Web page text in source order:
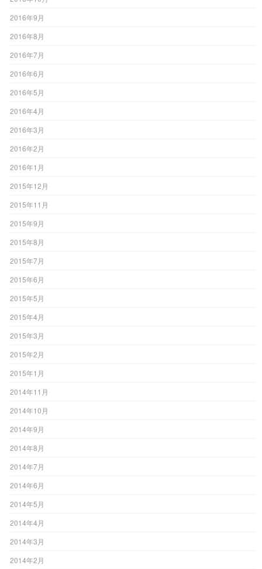
2016年9月
2016年8月
2016年7月
2016年6月
2016年5月
2016年4月
2016年3月
2016年2月
2016年1月
2015年12月
2015年11月
2015年9月
2015年8月
2015年7月
2015年6月
2015年5月
2015年4月
2015年3月
2015年2月
2015年1月
2014年11月
2014年10月
2014年9月
2014年8月
2014年7月
2014年6月
2014年5月
2014年4月
2014年3月
2014年2月